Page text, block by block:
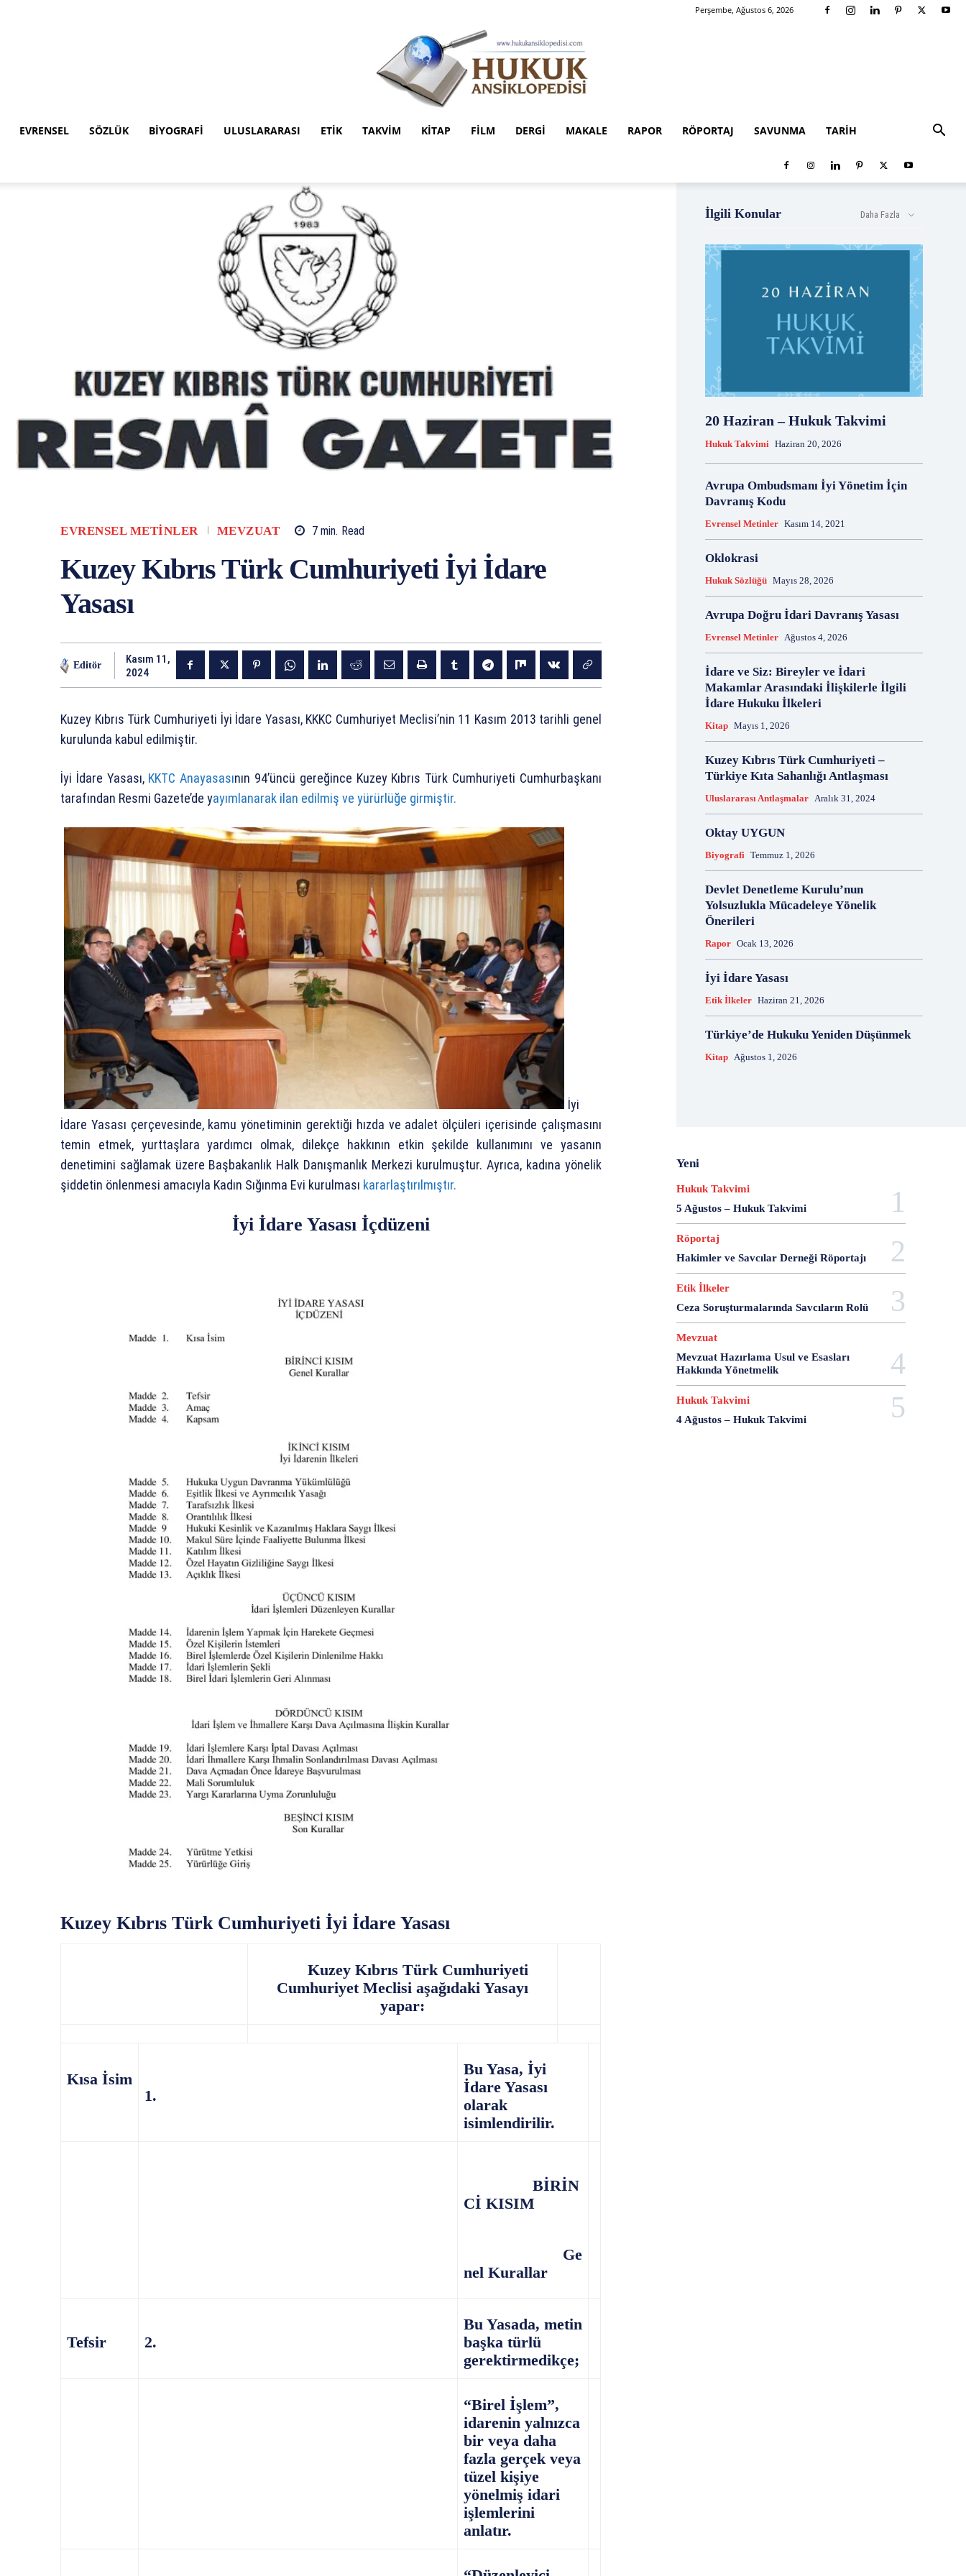
Perşembe, Ağustos 6, 2026
EVRENSEL SÖZLÜK BIYOGRAFI ULUSLARARASI ETIK TAKVIM KITAP FILM DERGI MAKALE RAPOR RÖPORTAJ SAVUNMA TARIH
EVRENSEL METINLER MEVZUAT 7 min. Read
Kuzey Kıbrıs Türk Cumhuriyeti İyi İdare
Yasası
Editör
Kasım 11,
2024
Kuzey Kıbrıs Türk Cumhuriyeti İyi İdare Yasası, KKKC Cumhuriyet Meclisi’nin 11 Kasım 2013 tarihli genel
kurulunda kabul edilmiştir.
İyi İdare Yasası, KKTC Anayasasının 94’üncü gereğince Kuzey Kıbrıs Türk Cumhuriyeti Cumhurbaşkanı
tarafından Resmi Gazete’de yayımlanarak ilan edilmiş ve yürürlüğe girmiştir.
İyi
İdare Yasası çerçevesinde, kamu yönetiminin gerektiği hızda ve adalet ölçüleri içerisinde çalışmasını
temin etmek, yurttaşlara yardımcı olmak, dilekçe hakkının etkin şekilde kullanımını ve yasanın
denetimini sağlamak üzere Başbakanlık Halk Danışmanlık Merkezi kurulmuştur. Ayrıca, kadına yönelik
şiddetin önlenmesi amacıyla Kadın Sığınma Evi kurulması kararlaştırılmıştır.
İyi İdare Yasası İçdüzeni
Kuzey Kıbrıs Türk Cumhuriyeti İyi İdare Yasası
Kuzey Kıbrıs Türk Cumhuriyeti
Cumhuriyet Meclisi aşağıdaki Yasayı
yapar:
Kısa İsim
1.
Bu Yasa, İyi
İdare Yasası
olarak
isimlendirilir.
BİRİN
Cİ KISIM
Ge
nel Kurallar
Tefsir 2.
Bu Yasada, metin
başka türlü
gerektirmedikçe;
“Birel İşlem”,
idarenin yalnızca
bir veya daha
fazla gerçek veya
tüzel kişiye
yönelmiş idari
işlemlerini
anlatır.
İlgili Konular Daha Fazla
20 Haziran – Hukuk Takvimi
Hukuk Takvimi Haziran 20, 2026
Avrupa Ombudsmanı İyi Yönetim İçin
Davranış Kodu
Evrensel Metinler Kasım 14, 2021
Oklokrasi
Hukuk Sözlüğü Mayıs 28, 2026
Avrupa Doğru İdari Davranış Yasası
Evrensel Metinler Ağustos 4, 2026
İdare ve Siz: Bireyler ve İdari
Makamlar Arasındaki İlişkilerle İlgili
İdare Hukuku İlkeleri
Kitap Mayıs 1, 2026
Kuzey Kıbrıs Türk Cumhuriyeti –
Türkiye Kıta Sahanlığı Antlaşması
Uluslararası Antlaşmalar Aralık 31, 2024
Oktay UYGUN
Biyografi Temmuz 1, 2026
Devlet Denetleme Kurulu’nun
Yolsuzlukla Mücadeleye Yönelik
Önerileri
Rapor Ocak 13, 2026
İyi İdare Yasası
Etik İlkeler Haziran 21, 2026
Türkiye’de Hukuku Yeniden Düşünmek
Kitap Ağustos 1, 2026
Yeni
Hukuk Takvimi
5 Ağustos – Hukuk Takvimi
Röportaj
Hakimler ve Savcılar Derneği Röportajı
Etik İlkeler
Ceza Soruşturmalarında Savcıların Rolü
Mevzuat
Mevzuat Hazırlama Usul ve Esasları
Hakkında Yönetmelik
Hukuk Takvimi
4 Ağustos – Hukuk Takvimi